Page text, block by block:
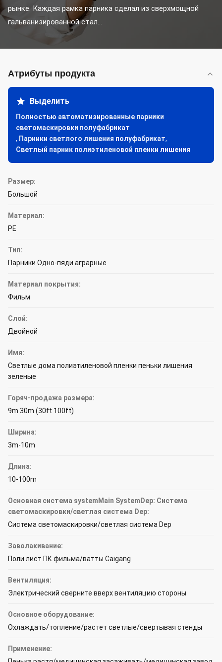
рынке. Каждая рамка парника сделал из сверхмощной
гальванизированной стал...
Атрибуты продукта
Выделить
Полностью автоматизированные парники
светомаскировки полуфабрикат
, Парники светлого лишения полуфабрикат,
Светлый парник полиэтиленовой пленки лишения
Размер:
Большой
Материал:
PE
Тип:
Парники Одно-пяди аграрные
Материал покрытия:
Фильм
Слой:
Двойной
Имя:
Светлые дома полиэтиленовой пленки пеньки лишения
зеленые
Горяч-продажа размера:
9m 30m (30ft 100ft)
Ширина:
3m-10m
Длина:
10-100m
Основная система systemMain SystemDep: Система
светомаскировки/светлая система Dep:
Система светомаскировки/светлая система Dep
Заволакивание:
Поли лист ПК фильма/ватты Caigang
Вентиляция:
Электрический сверните вверх вентиляцию стороны
Основное оборудование:
Охлаждать/топление/растет светлые/свертывая стенды
Применение: